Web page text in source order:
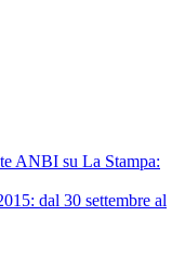
ANBI su La Stampa:
dal 30 settembre al